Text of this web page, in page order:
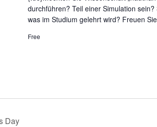
.
durchführen? Teil einer Simulation
was im Studium gelehrt wird? Freuen
Free
Day